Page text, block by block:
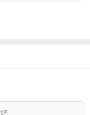
戏玩法颠覆以往的射击